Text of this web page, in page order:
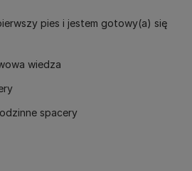
pies i jestem gotowy(a) się
wiedza
spacery